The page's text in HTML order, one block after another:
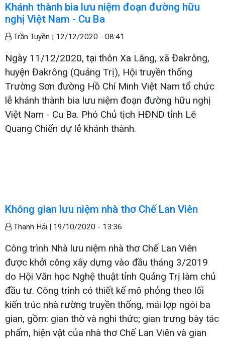
Khánh thành bia lưu niệm đoạn đường hữu
nghị Việt Nam - Cu Ba
Trần Tuyền | 12/12/2020 - 08:41
Ngày 11/12/2020, tại thôn Xa Lăng, xã Đakrông,
huyện Đakrông (Quảng Trị), Hội truyền thống
Trường Sơn đường Hồ Chí Minh Việt Nam tổ chức
lễ khánh thành bia lưu niệm đoạn đường hữu nghị
Việt Nam - Cu Ba. Phó Chủ tịch HĐND tỉnh Lê
Quang Chiến dự lễ khánh thành.
Không gian lưu niệm nhà thơ Chế Lan Viên
Thanh Hải | 19/10/2020 - 13:36
Công trình Nhà lưu niệm nhà thơ Chế Lan Viên
được khởi công xây dựng vào đầu tháng 3/2019
do Hội Văn học Nghệ thuật tỉnh Quảng Trị làm chủ
đầu tư. Công trình có thiết kế mô phỏng theo lối
kiến trúc nhà rường truyền thống, mái lợp ngói ba
gian, gồm: gian thờ và nghi thức; gian trưng bày tác
phẩm, hiện vật của nhà thơ Chế Lan Viên và gian